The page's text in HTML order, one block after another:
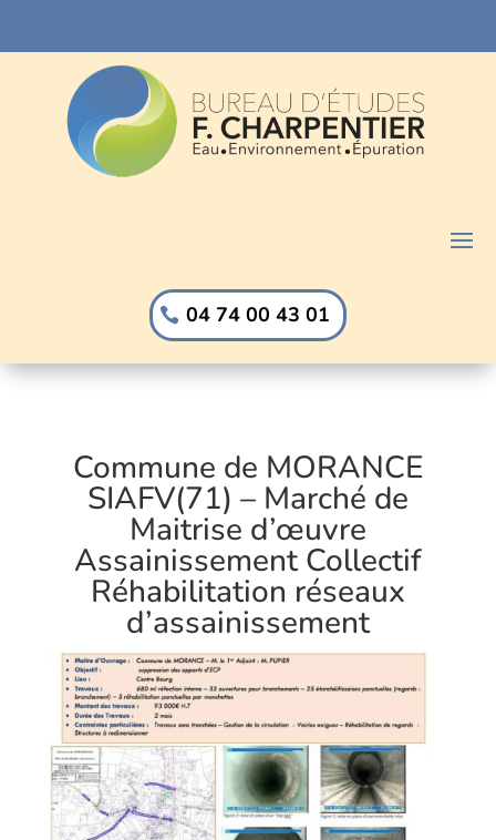
04 74 00 43 01
Commune de MORANCE
SIAFV(71) – Marché de
Maitrise d’œuvre
Assainissement Collectif
Réhabilitation réseaux
d’assainissement